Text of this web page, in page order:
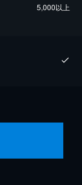
5,000以上